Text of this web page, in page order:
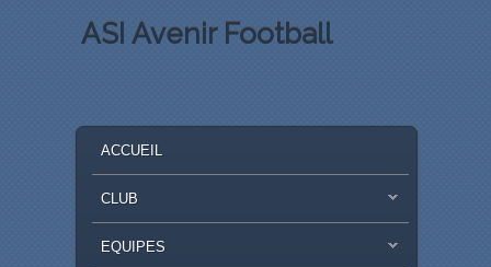
ASI Avenir Football
MASQUER LA NAVIGATION PRINCIPALE
MASQUER LA NAVIGATION SECONDAIRE
ACCUEIL
CLUB
EQUIPES